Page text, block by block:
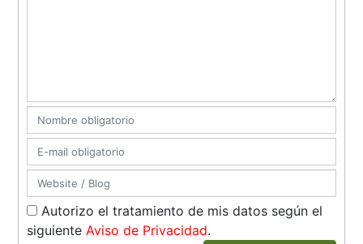
Autorizo el tratamiento de mis datos según el
siguiente Aviso de Privacidad.